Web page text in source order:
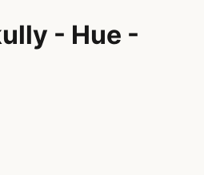
- Hue -